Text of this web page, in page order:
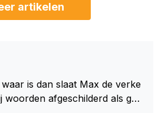
artikelen
is dan slaat Max de verke
woorden afgeschilderd als gel